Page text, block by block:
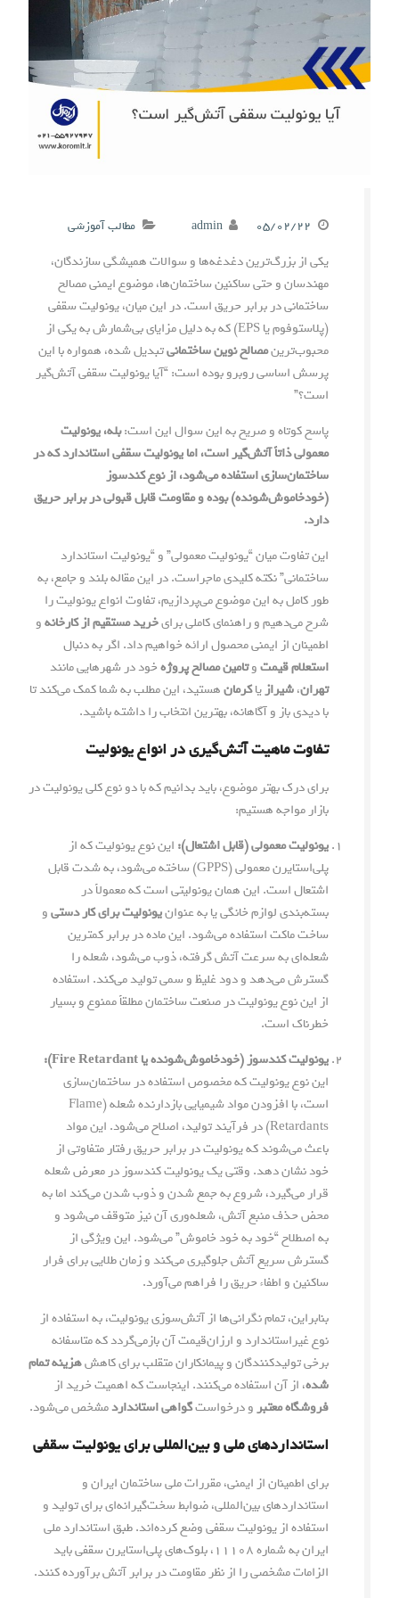
۰۵/۰۲/۲۲ admin مطالب آموزشی
یکی از بزرگ‌ترین دغدغه‌ها و سوالات همیشگی سازندگان،
مهندسان و حتی ساکنین ساختمان‌ها، موضوع ایمنی مصالح
ساختمانی در برابر حریق است. در این میان، یونولیت سقفی
(پلاستوفوم یا EPS) که به دلیل مزایای بی‌شمارش به یکی از
محبوب‌ترینمصالح نوین ساختمانیتبدیل شده، همواره با این
پرسش اساسی روبرو بوده است: “آیا یونولیت سقفی آتش‌گیر
است؟”
پاسخ کوتاه و صریح به این سوال این است:بله، یونولیت
معمولی ذاتاً آتش‌گیر است، اما یونولیت سقفی استاندارد که در
ساختمان‌سازی استفاده می‌شود، از نوع کندسوز
(خودخاموش‌شونده) بوده و مقاومت قابل قبولی در برابر حریق
دارد.
این تفاوت میان “یونولیت معمولی” و “یونولیت استاندارد
ساختمانی” نکته کلیدی ماجراست. در این مقاله بلند و جامع، به
طور کامل به این موضوع می‌پردازیم، تفاوت انواع یونولیت را
شرح می‌دهیم و راهنمای کاملی برایخرید مستقیم از کارخانهو
اطمینان از ایمنی محصول ارائه خواهیم داد. اگر به دنبال
استعلام قیمتوتامین مصالح پروژهخود در شهرهایی مانند
تهران،شیرازیاکرمانهستید، این مطلب به شما کمک می‌کند تا
با دیدی باز و آگاهانه، بهترین انتخاب را داشته باشید.
تفاوت ماهیت آتش‌گیری در انواع یونولیت
برای درک بهتر موضوع، باید بدانیم که با دو نوع کلی یونولیت در
بازار مواجه هستیم:
یونولیت معمولی (قابل اشتعال): این نوع یونولیت که از
پلی‌استایرن معمولی (GPPS) ساخته می‌شود، به شدت قابل
اشتعال است. این همان یونولیتی است که معمولاً در
بسته‌بندی لوازم خانگی یا به عنوانیونولیت برای کار دستیو
ساخت ماکت استفاده می‌شود. این ماده در برابر کمترین
شعله‌ای به سرعت آتش گرفته، ذوب می‌شود، شعله را
گسترش می‌دهد و دود غلیظ و سمی تولید می‌کند. استفاده
از این نوع یونولیت در صنعت ساختمان مطلقاً ممنوع و بسیار
خطرناک است.
یونولیت کندسوز (خودخاموش‌شونده یا Fire Retardant):
این نوع یونولیت که مخصوص استفاده در ساختمان‌سازی
است، با افزودن مواد شیمیایی بازدارنده شعله (Flame
Retardants) در فرآیند تولید، اصلاح می‌شود. این مواد
باعث می‌شوند که یونولیت در برابر حریق رفتار متفاوتی از
خود نشان دهد. وقتی یک یونولیت کندسوز در معرض شعله
قرار می‌گیرد، شروع به جمع شدن و ذوب شدن می‌کند اما به
محض حذف منبع آتش، شعله‌وری آن نیز متوقف می‌شود و
به اصطلاح “خود به خود خاموش” می‌شود. این ویژگی از
گسترش سریع آتش جلوگیری می‌کند و زمان طلایی برای فرار
ساکنین و اطفاء حریق را فراهم می‌آورد.
بنابراین، تمام نگرانی‌ها از آتش‌سوزی یونولیت، به استفاده از
نوع غیراستاندارد و ارزان‌قیمت آن بازمی‌گردد که متاسفانه
برخی تولیدکنندگان و پیمانکاران متقلب برای کاهشهزینه تمام
شده، از آن استفاده می‌کنند. اینجاست که اهمیت خرید از
فروشگاه معتبرو درخواستگواهی استانداردمشخص می‌شود.
استانداردهای ملی و بین‌المللی برای یونولیت سقفی
برای اطمینان از ایمنی، مقررات ملی ساختمان ایران و
استانداردهای بین‌المللی، ضوابط سخت‌گیرانه‌ای برای تولید و
استفاده از یونولیت سقفی وضع کرده‌اند. طبق استاندارد ملی
ایران به شماره ۱۱۱۰۸، بلوک‌های پلی‌استایرن سقفی باید
الزامات مشخصی را از نظر مقاومت در برابر آتش برآورده کنند.